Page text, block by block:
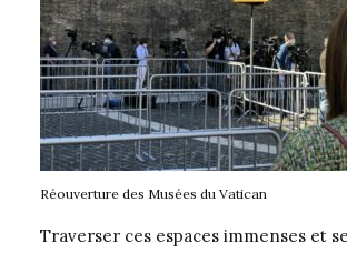
Réouverture des Musées du Vatican
Traverser ces espaces immenses et